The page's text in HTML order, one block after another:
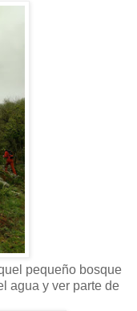
pequeño bosque
agua y ver parte de